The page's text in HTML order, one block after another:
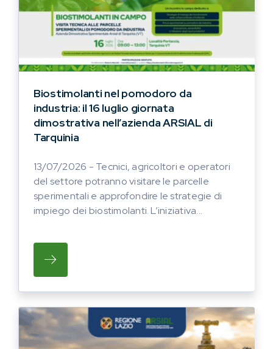
Biostimolanti nel pomodoro da
industria: il 16 luglio giornata
dimostrativa nell’azienda ARSIAL di
Tarquinia
13/07/2026 - Tecnici, agricoltori e operatori
del settore potranno visitare le parcelle
sperimentali e approfondire le strategie di
impiego dei biostimolanti. L’iniziativa...
SU TECNICI, AGRICOLTORI E OPERATORI